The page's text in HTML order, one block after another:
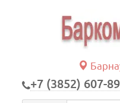
+7 (3852) 607-